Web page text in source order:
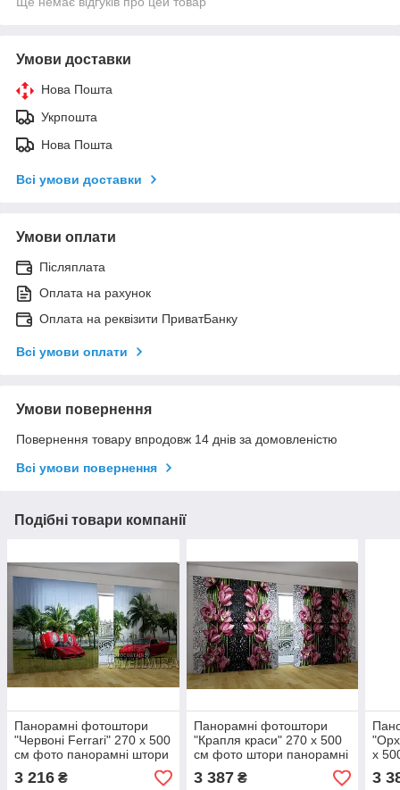
Умови доставки
Нова Пошта
Укрпошта
Нова Пошта
Всі умови доставки
Умови оплати
Післяплата
Оплата на рахунок
Оплата на реквізити ПриватБанку
Всі умови оплати
Умови повернення
Повернення товару впродовж 14 днів за домовленістю
Всі умови повернення
Подібні товари компанії
Панорамні фотоштори
"Червоні Ferrari" 270 х 500
см фото панорамні штори
VE
3 216 ₴
Панорамні фотоштори
"Крапля краси" 270 х 500
см фото штори панорамні
штори VE
3 387₴
х
3